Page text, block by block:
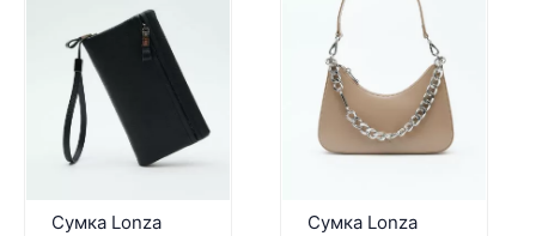
Сумка Lonza
Сумка Lonza